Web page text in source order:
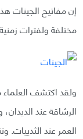
إن مفاتيح الجينات
مختلفة ولفترات
ولقد اكتشف العلماء
الرشاقة عند
العمر عند الثدييات.